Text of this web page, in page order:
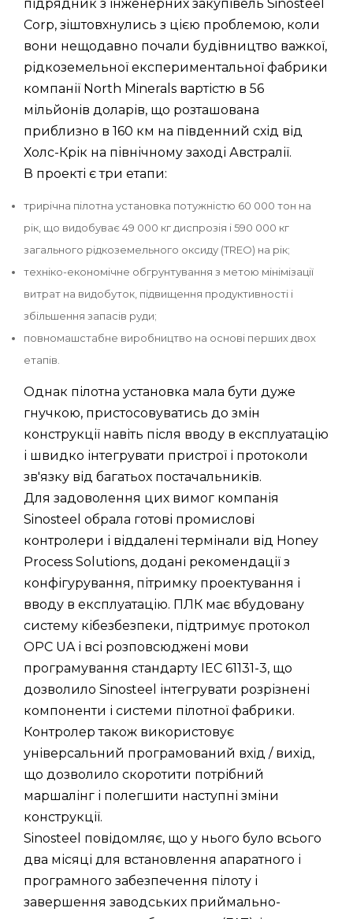
підрядник з інженерних закупівель Sinosteel
Corp, зіштовхнулись з цією проблемою, коли
вони нещодавно почали будівництво важкої,
рідкоземельної експериментальної фабрики
компанії North Minerals вартістю в 56
мільйонів доларів, що розташована
приблизно в 160 км на південний схід від
Холс-Крік на північному заході Австралії.
В проекті є три етапи:
трирічна пілотна установка потужністю 60 000 тон на
рік, що видобуває 49 000 кг диспрозія і 590 000 кг
загального рідкоземельного оксиду (TREO) на рік;
техніко-економічне обгрунтування з метою мінімізації
витрат на видобуток, підвищення продуктивності і
збільшення запасів руди;
повномашстабне виробництво на основі перших двох
етапів.
Однак пілотна установка мала бути дуже
гнучкою, пристосовуватись до змін
конструкції навіть після вводу в експлуатацію
і швидко інтегрувати пристрої і протоколи
зв'язку від багатьох постачальників.
Для задоволення цих вимог компанія
Sinosteel обрала готові промислові
контролери і віддалені термінали від Honey
Process Solutions, додані рекомендації з
конфігурування, пітримку проектування і
вводу в експлуатацію. ПЛК має вбудовану
систему кібезбезпеки, підтримує протокол
OPC UA і всі розповсюджені мови
програмування стандарту IEC 61131-3, що
дозволило Sinosteel інтегрувати розрізнені
компоненти і системи пілотної фабрики.
Контролер також використовує
універсальний програмований вхід / вихід,
що дозволило скоротити потрібний
маршалінг і полегшити наступні зміни
конструкції.
Sinosteel повідомляє, що у нього було всього
два місяці для встановлення апаратного і
програмного забезпечення пілоту і
завершення заводських приймально-